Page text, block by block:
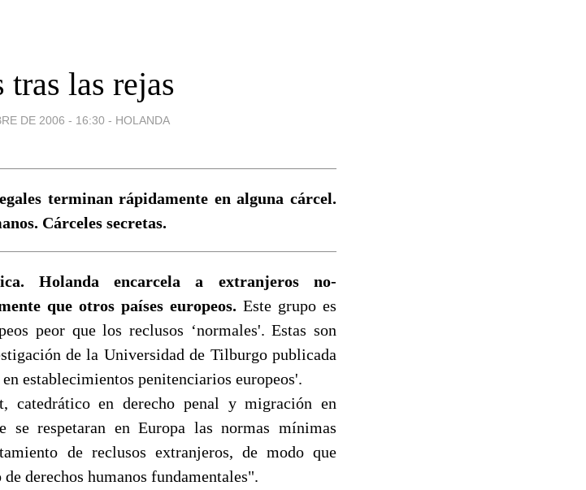
tras las rejas
DE 2006 - 16:30 - HOLANDA
terminan rápidamente en alguna cárcel.
Cárceles secretas.
Holanda encarcela a extranjeros no-
que otros países europeos. Este grupo es
peor que los reclusos ‘normales'. Estas son
de la Universidad de Tilburgo publicada
establecimientos penitenciarios europeos'.
catedrático en derecho penal y migración en
se respetaran en Europa las normas mínimas
de reclusos extranjeros, de modo que
derechos humanos fundamentales".